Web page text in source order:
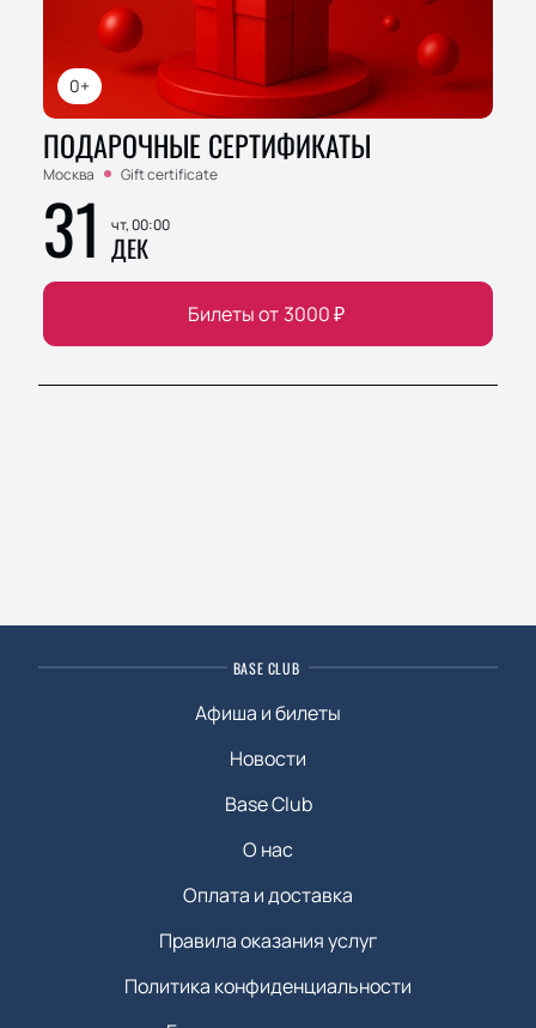
0+
ПОДАРОЧНЫЕ СЕРТИФИКАТЫ
Москва Gift certificate
31 чт, 00:00
ДЕК
Билеты от 3000₽
BASE CLUB
Афиша и билеты
Новости
Base Club
О нас
Оплата и доставка
Правила оказания услуг
Политика конфиденциальности